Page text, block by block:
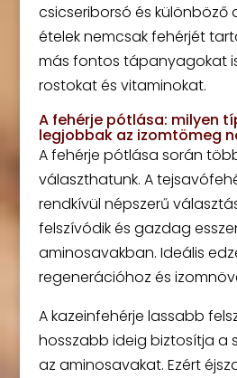
csicseriborsó és különböző
ételek nemcsak fehérjét
más fontos tápanyagokat
rostokat és vitaminokat.
A fehérje pótlása: milyen
legjobbak az izomtömeg
A fehérje pótlása során
választhatunk. A
rendkívül népszerű
felszívódik és gazdag
aminosavakban. Ideális
regenerációhoz és
A kazeinfehérje lassabb
hosszabb ideig biztosítja a
az aminosavakat. Ezért